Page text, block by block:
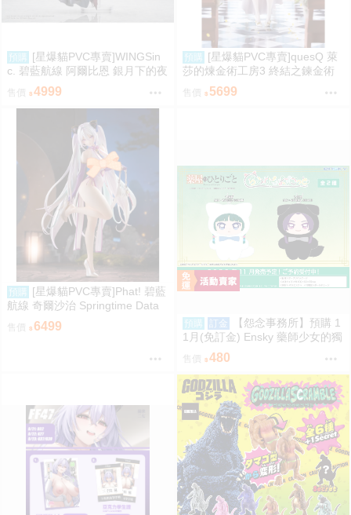
預購
[星爆貓PVC專賣]WINGSin
c. 碧藍航線 阿爾比恩 銀月下的夜
之眷屬 1/7 預計2028/01到貨
售價 4999
預購
[星爆貓PVC專賣]quesQ 萊
莎的煉金術工房3 終結之鍊金術
士與秘密鑰匙 萊莎琳・斯托特 婚
紗Ver. 1/7 預計2027/07到貨
售價 5699
預購
[星爆貓PVC專賣]Phat! 碧藍
航線 奇爾沙治 Springtime Data
預計2027/11到貨
售價 6499 預購 訂金
【怨念事務所】預購 1
1月(免訂金) Ensky 藥師少女的獨
語 Q版動物裝珠鍊布偶吊飾 娃娃
2款分售 0816
售價 480